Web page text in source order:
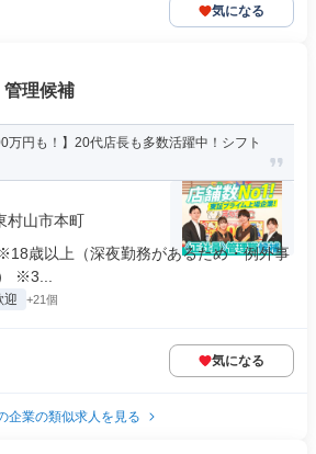
気になる
理候補
万円も！】20代店長も多数活躍中！シフト
村山市本町
歳以上（深夜勤務があるため・例外事
※3...
迎 +21個
気になる
企業の類似求人を見る